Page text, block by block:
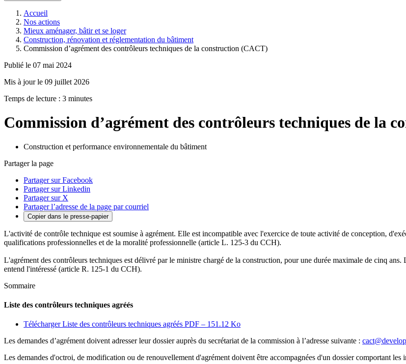
Accueil
Nos actions
Mieux aménager, bâtir et se loger
Construction, rénovation et réglementation du bâtiment
Commission d’agrément des contrôleurs techniques de la construction (CACT)
Publié le 07 mai 2024
Mis à jour le 09 juillet 2026
Temps de lecture : 3 minutes
Commission d’agrément des contrôleurs techniques de la
Construction et performance environnementale du bâtiment
Partager la page
Partager sur Facebook
Partager sur Linkedin
Partager sur X
Partager l’adresse de la page par courriel
Copier dans le presse-papier
L'activité de contrôle technique est soumise à agrément. Elle est incompatible avec l'exercice de toute activité de conception,
qualifications professionnelles et de la moralité professionnelle (article L. 125-3 du CCH).
L'agrément des contrôleurs techniques est délivré par le ministre chargé de la construction, pour une durée maximale de cinq
entend l'intéressé (article R. 125-1 du CCH).
Sommaire
Liste des contrôleurs techniques agréés
Télécharger Liste des contrôleurs techniques agréés PDF – 151.12 Ko
Les demandes d’agrément doivent adresser leur dossier auprès du secrétariat de la commission à l’adresse suivante :
Les demandes d'octroi, de modification ou de renouvellement d'agrément doivent être accompagnées d'un dossier comportant les